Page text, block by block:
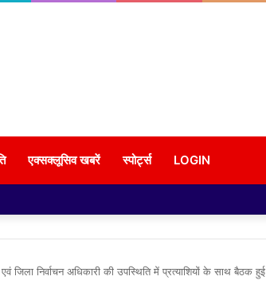
एक्सक्लूसिव खबरें स्पोर्ट्स LOGIN
निर्वाचन अधिकारी की उपस्थिति में प्रत्याशियों के साथ बैठक हुई